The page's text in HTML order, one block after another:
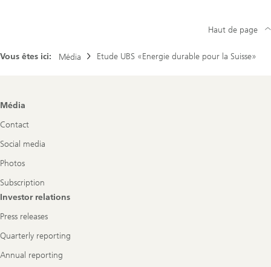
Vous êtes ici: Média Etude UBS «Energie durable pour la Suisse»
Haut de page
Footer
Média
Contact
Social media
Photos
Subscription
Investor relations
Press releases
Quarterly reporting
Annual reporting